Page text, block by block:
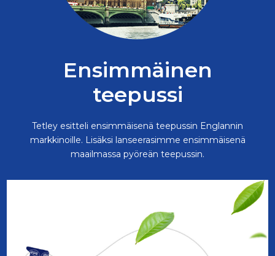
Ensimmäinen
teepussi
Tetley esitteli ensimmäisenä teepussin Englannin
markkinoille. Lisäksi lanseerasimme ensimmäisenä
maailmassa pyöreän teepussin.